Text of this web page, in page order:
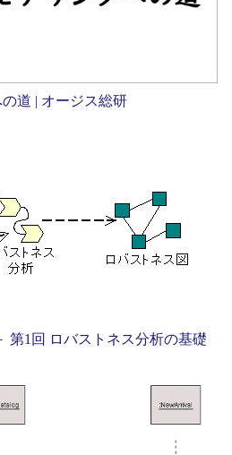
道 | オージス総研
第1回 ロバストネス分析の基礎